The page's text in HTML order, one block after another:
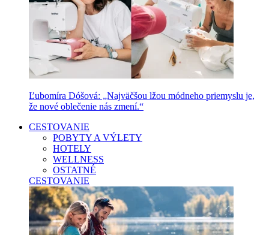
Ľubomíra Dóšová: „Najväčšou lžou módneho priemyslu je,
že nové oblečenie nás zmení.“
CESTOVANIE
POBYTY A VÝLETY
HOTELY
WELLNESS
OSTATNÉ
CESTOVANIE